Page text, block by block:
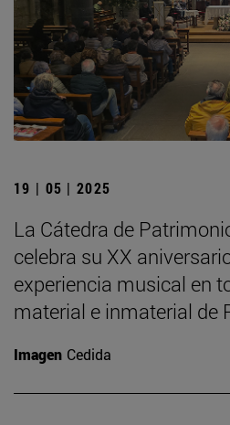
19 | 05 | 2025
La Cátedra de
celebra su XX
experiencia musical en
material e inmaterial de
Imagen Cedida